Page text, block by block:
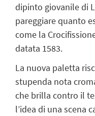
dipinto giovaniledi
pareggiarequanto
come la
datata 1583.
La nuova paletta
stupenda nota
che brilla contro il
l’idea di una scena